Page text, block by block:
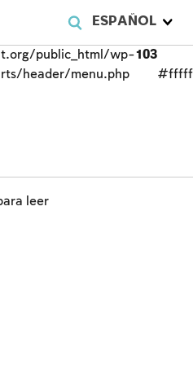
ESPAÑOL
public_html/wp-
header/menu.php
103
leer